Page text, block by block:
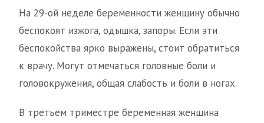
На 29-ой неделе беременности женщину обычно
беспокоят изжога, одышка, запоры. Если эти
беспокойства ярко выражены, стоит обратиться
к врачу. Могут отмечаться головные боли и
головокружения, общая слабость и боли в ногах.
В третьем триместре беременная женщина